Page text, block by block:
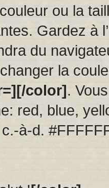
ou la
Gardez à
du
la
color].
red, blue,
à-d.